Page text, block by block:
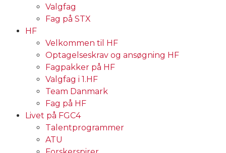
Valgfag
Fag på STX
HF
Velkommen til HF
Optagelseskrav og ansøgning HF
Fagpakker på HF
Valgfag i 1.HF
Team Danmark
Fag på HF
Livet på FGC4
Talentprogrammer
ATU